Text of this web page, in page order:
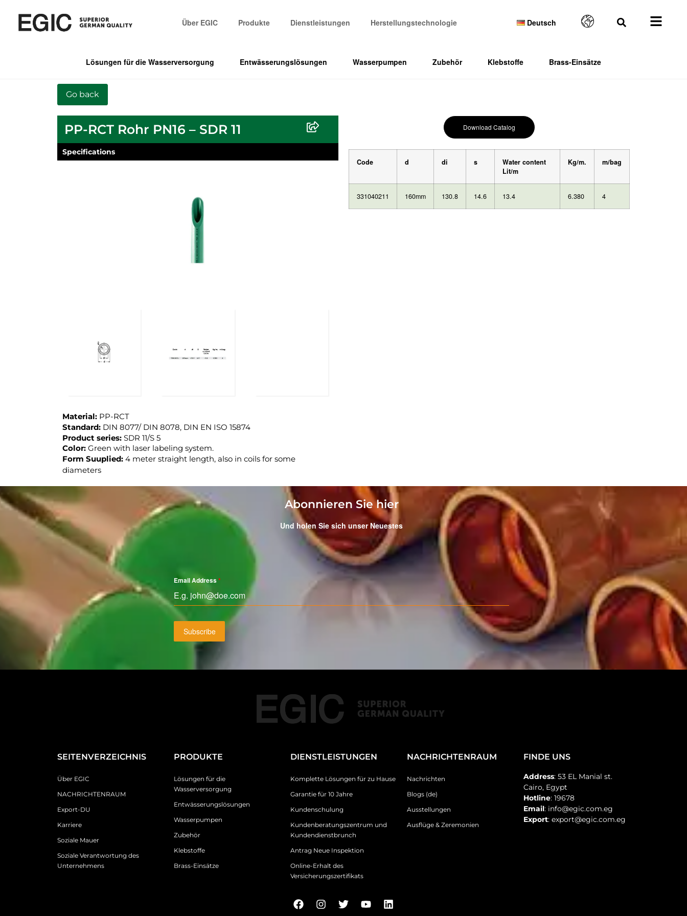
Über EGIC Produkte Dienstleistungen Herstellungstechnologie Deutsch
Lösungen für die Wasserversorgung Entwässerungslösungen Wasserpumpen Zubehör Klebstoffe Brass-Einsätze
PP-RCT Rohr PN16 – SDR 11
Specifications
Material: PP-RCT
Standard: DIN 8077/ DIN 8078, DIN EN ISO 15874
Product series: SDR 11/S 5
Color: Green with laser labeling system.
Form Suuplied: 4 meter straight length, also in coils for some
diameters
Download Catalog
Code d di s
Water content
Lit/m
Kg/m. m/bag
331040211 160mm 130.8 14.6 13.4 6.380 4
Abonnieren Sie hier
Und holen Sie sich unser Neuestes
Email Address*
Subscribe
SEITENVERZEICHNIS
Über EGIC
NACHRICHTENRAUM
Export-DU
Karriere
Soziale Mauer
Soziale Verantwortung des
Unternehmens
PRODUKTE
Lösungen für die
Wasserversorgung
Entwässerungslösungen
Wasserpumpen
Zubehör
Klebstoffe
Brass-Einsätze
DIENSTLEISTUNGEN
Komplette Lösungen für zu Hause
Garantie für 10 Jahre
Kundenschulung
Kundenberatungszentrum und
Kundendienstbrunch
Antrag Neue Inspektion
Online-Erhalt des
Versicherungszertifikats
NACHRICHTENRAUM
Nachrichten
Blogs (de)
Ausstellungen
Ausflüge & Zeremonien
FINDE UNS
Address: 53 EL Manial st.
Cairo, Egypt
Hotline: 19678
Email: info@egic.com.eg
Export: export@egic.com.eg